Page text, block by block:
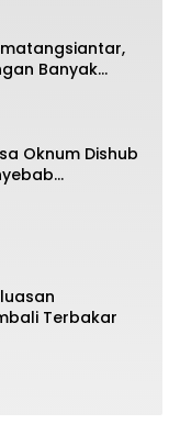
Banyak
Oknum Dishub
Parkir
Terbakar